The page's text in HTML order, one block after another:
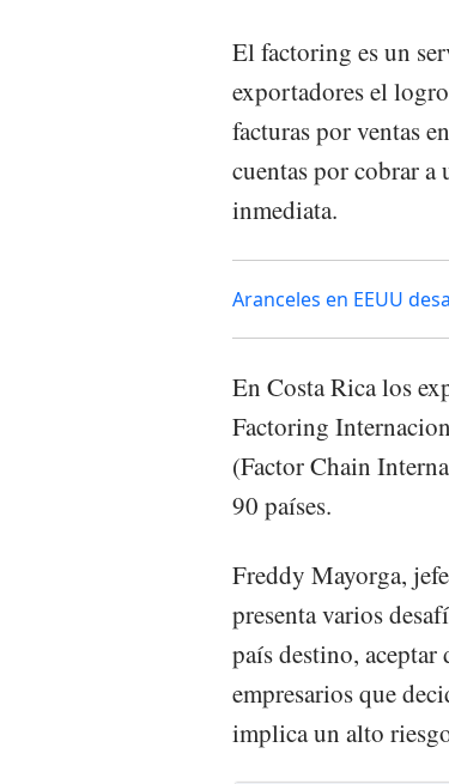
El factoring es un
exportadores el
facturas por ventas
cuentas por cobrar
inmediata.
Aranceles en EEUU
En Costa Rica los
Factoring
(Factor Chain
90 países.
Freddy Mayorga,
presenta varios
país destino,
empresarios que
implica un alto